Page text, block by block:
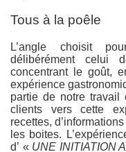
Tous à la poêle
L’angle choisit
délibérément celui
concentrant le goût,
expérience
partie de notre travail
clients vers cette
recettes,
les boites.
d’ « UNE INITIATION